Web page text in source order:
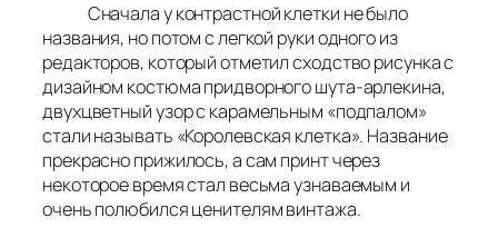
Сначала у контрастной клетки не было
названия, но потом с легкой руки одного из
редакторов, который отметил сходство рисунка с
дизайном костюма придворного шута-арлекина,
двухцветный узор с карамельным «подпалом»
стали называть «Королевская клетка». Название
прекрасно прижилось, а сам принт через
некоторое время стал весьма узнаваемым и
очень полюбился ценителям винтажа.